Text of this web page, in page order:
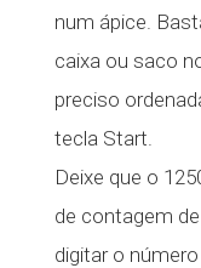
num ápice.
caixa ou saco
preciso
tecla Start.
Deixe que o
de contagem
digitar o